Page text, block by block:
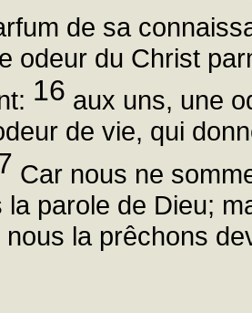
de sa
odeur du Christ
16 aux uns, une
de vie, qui
Car nous ne
la parole de Dieu;
nous la prêchons